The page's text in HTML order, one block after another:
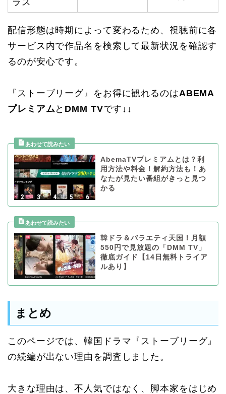
配信形態は時期によって変わるため、視聴前に各
サービス内で作品名を検索して最新状況を確認す
るのが安心です。
『ストーブリーグ』をお得に観れるのはABEMA
プレミアム と DMM TVです↓↓
AbemaTVプレミアムとは？利
用方法や料金！解約方法も！あ
なたが見たい番組がきっと見つ
かる
韓ドラ＆バラエティ天国！月額
550円で見放題の「DMM TV」
徹底ガイド【14日無料トライア
ルあり】
まとめ
このページでは、韓国ドラマ『ストーブリーグ』
の続編が出ない理由を調査しました。
大きな理由は、不人気ではなく、脚本家をはじめ